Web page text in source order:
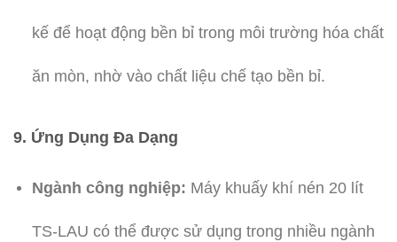
kế để hoạt động bền bỉ trong môi trường hóa chất
ăn mòn, nhờ vào chất liệu chế tạo bền bỉ.
9. Ứng Dụng Đa Dạng
Ngành công nghiệp: Máy khuấy khí nén 20 lít
TS-LAU có thể được sử dụng trong nhiều ngành